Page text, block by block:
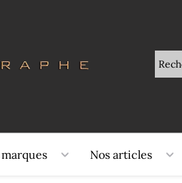
marques Nos articles